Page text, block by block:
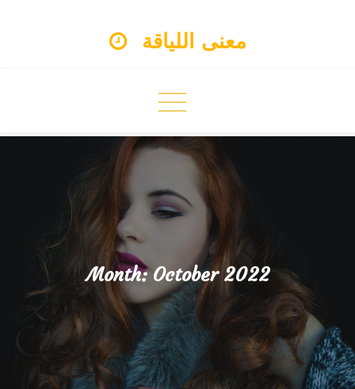
معنى اللياقة
Month:October 2022